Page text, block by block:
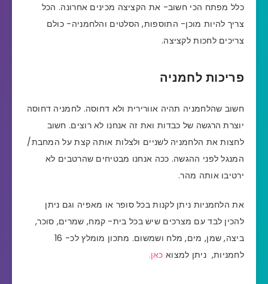
כלל מפתח הכי חשוב- את הקציצה מכינים אחרונה. הכל
צריך להיות מוכן- התוספות, הסלטים והלחמניה- כולם
צריכים לחכות לקציצה.
פריכות לחמניה
חשוב שהלחמניה תהיה אוורירית ולא דחוסה. לחמניה דחוסה
יוצרת הרגשה של כבדות ואת זה אנחנו לא רוצים. חשוב
לחצות את הלחמניה לשניים ולצלות אותה קצת על המחבת/
המנגל לפני ההגשה. ככה אנחנו מבטיחים שהרטבים לא
ירטיבו אותה מהר.
את הלחמניות ניתן לקנות בכל סופר או מאפיה וגם ניתן
להכין לבד עם מצרכים שיש בכל בית- קמח, שמרים, סוכר,
ביצה, שמן, מים, מלח ושמשום.
מתכון מומלץ לכ- 16
לחמניות, ניתן למצוא כאן.